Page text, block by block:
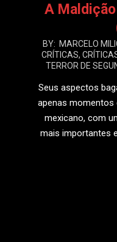
A
2026-
04-
BY: MARCELO
CRÍTICAS,
TERROR DE
Seus aspectos
apenas
mexicano, com
mais importantes